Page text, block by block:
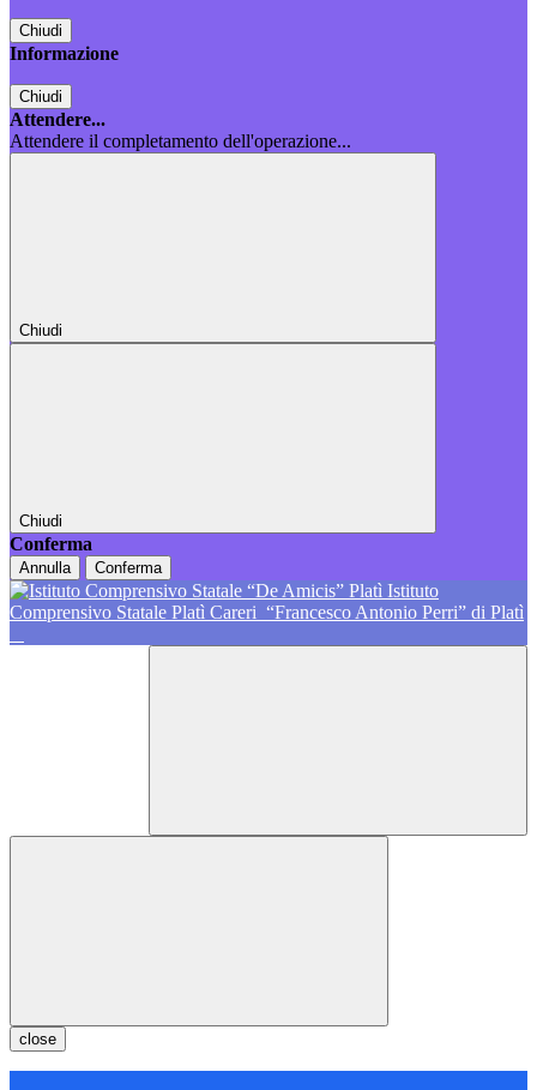
Chiudi
Informazione
Chiudi
Attendere...
Attendere il completamento dell'operazione...
Chiudi
Chiudi
Conferma
Annulla Conferma
Istituto
Comprensivo Statale Platì Careri “Francesco Antonio Perri” di Platì
close